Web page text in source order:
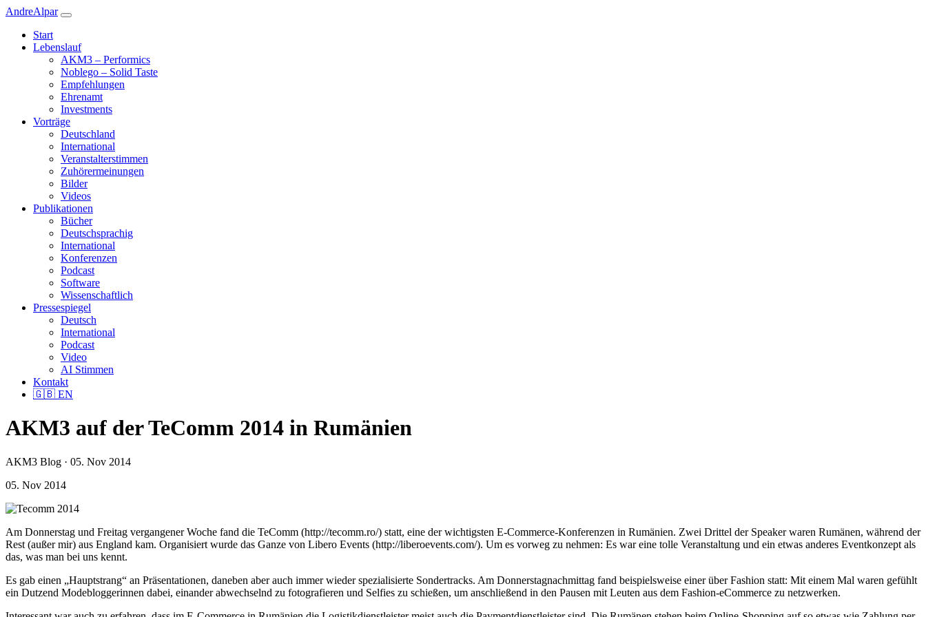
AndreAlpar
Start
Lebenslauf
AKM3 – Performics
Noblego – Solid Taste
Empfehlungen
Ehrenamt
Investments
Vorträge
Deutschland
International
Veranstalterstimmen
Zuhörermeinungen
Bilder
Videos
Publikationen
Bücher
Deutschsprachig
International
Konferenzen
Podcast
Software
Wissenschaftlich
Pressespiegel
Deutsch
International
Podcast
Video
AI Stimmen
Kontakt
🇬🇧 EN
AKM3 auf der TeComm 2014 in Rumänien
AKM3 Blog · 05. Nov 2014
05. Nov 2014
Am Donnerstag und Freitag vergangener Woche fand die TeComm (http://tecomm.ro/) statt, eine der wichtigsten E-Commerce-Konferenzen in Rumänien. Zwei Drittel der Speaker waren Rumänen, während der
Rest (außer mir) aus England kam. Organisiert wurde das Ganze von Libero Events (http://liberoevents.com/). Um es vorweg zu nehmen: Es war eine tolle Veranstaltung und ein etwas anderes Eventkonzept als
das, was man bei uns kennt.
Es gab einen „Hauptstrang“ an Präsentationen, daneben aber auch immer wieder spezialisierte Sondertracks. Am Donnerstagnachmittag fand beispielsweise einer über Fashion statt: Mit einem Mal waren gefühlt
ein Dutzend Modebloggerinnen dabei, einander abwechselnd zu fotografieren und Selfies zu schießen, um anschließend in den Pausen mit Leuten aus dem Fashion-eCommerce zu netzwerken.